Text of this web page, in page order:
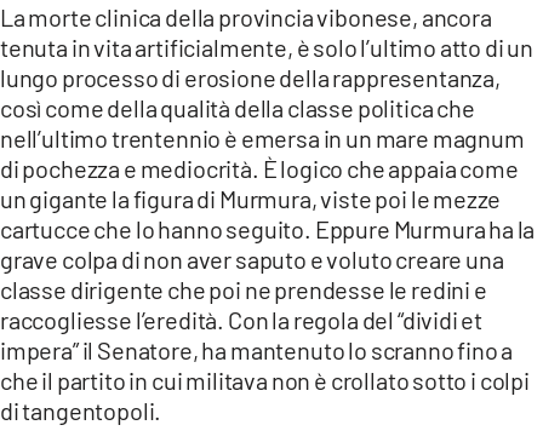
LACTV.IT
LACONAIR.IT
LACITYMAG.IT
ILREGGINO.IT
COSENZACHANNEL.IT
ILVIBONESE.IT
CATANZAROCHANNEL.IT
LACAPITALENEWS.IT
La morte clinica della provincia vibonese, ancora
tenuta in vita artificialmente, è solo l’ultimo atto di un
lungo processo di erosione della rappresentanza,
così come della qualità della classe politica che
nell’ultimo trentennio è emersa in un mare magnum
di pochezza e mediocrità. È logico che appaia come
un gigante la figura di Murmura, viste poi le mezze
cartucce che lo hanno seguito. Eppure Murmura ha la
grave colpa di non aver saputo e voluto creare una
classe dirigente che poi ne prendesse le redini e
raccogliesse l’eredità. Con la regola del “dividi et
impera” il Senatore, ha mantenuto lo scranno fino a
che il partito in cui militava non è crollato sotto i colpi
di tangentopoli.